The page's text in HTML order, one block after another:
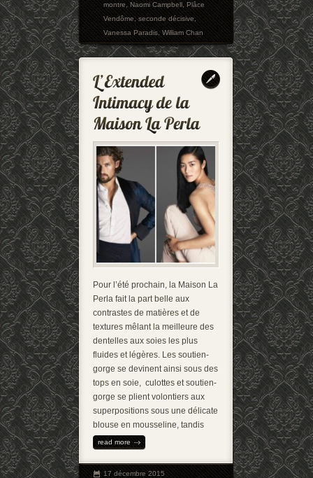
montre,Naomi Campbell,Plâce
Vendôme,seconde décisive,
Vanessa Paradis,William Chan
Pour l’été prochain, la Maison La
Perla fait la part belle aux
contrastes de matières et de
textures mêlant la meilleure des
dentelles aux soies les plus
fluides et légères. Les soutien-
gorge se devinent ainsi sous des
tops en soie, culottes et soutien-
gorge se plient volontiers aux
superpositions sous une délicate
blouse en mousseline, tandis
read more
17 décembre 2015